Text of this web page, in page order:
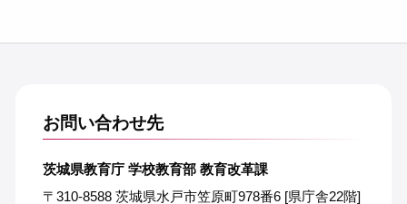
お問い合わせ先
茨城県教育庁 学校教育部 教育改革課
〒310-8588 茨城県水戸市笠原町978番6 [県庁舎22階]